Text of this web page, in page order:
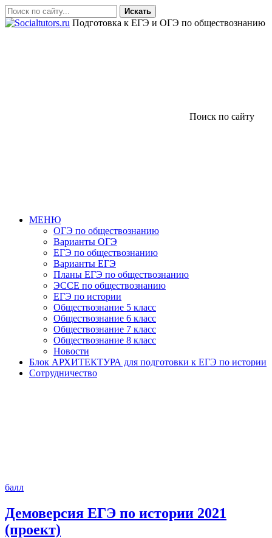
Искать
Подготовка к ЕГЭ и ОГЭ по обществознанию
Поиск по сайту
МЕНЮ
ОГЭ по обществознанию
Варианты ОГЭ
ЕГЭ по обществознанию
Варианты ЕГЭ
Планы ЕГЭ по обществознанию
ЭССЕ по обществознанию
ЕГЭ по истории
Обществознание 5 класс
Обществознание 6 класс
Обществознание 7 класс
Обществознание 8 класс
Новости
Блок АРХИТЕКТУРА для подготовки к ЕГЭ по истории
Сотрудничество
балл
Демоверсия ЕГЭ по истории 2021
(проект)